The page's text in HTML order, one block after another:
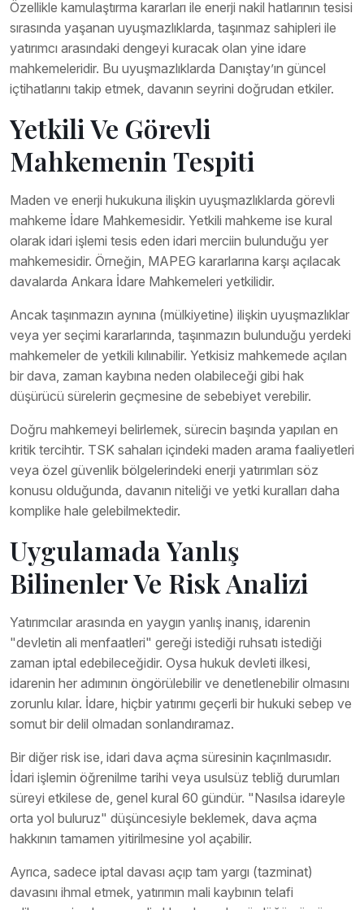
Özellikle kamulaştırma kararları ile enerji nakil hatlarının tesisi
sırasında yaşanan uyuşmazlıklarda, taşınmaz sahipleri ile
yatırımcı arasındaki dengeyi kuracak olan yine idare
mahkemeleridir. Bu uyuşmazlıklarda Danıştay’ın güncel
içtihatlarını takip etmek, davanın seyrini doğrudan etkiler.
Yetkili Ve Görevli
Mahkemenin Tespiti
Maden ve enerji hukukuna ilişkin uyuşmazlıklarda görevli
mahkeme İdare Mahkemesidir. Yetkili mahkeme ise kural
olarak idari işlemi tesis eden idari merciin bulunduğu yer
mahkemesidir. Örneğin, MAPEG kararlarına karşı açılacak
davalarda Ankara İdare Mahkemeleri yetkilidir.
Ancak taşınmazın aynına (mülkiyetine) ilişkin uyuşmazlıklar
veya yer seçimi kararlarında, taşınmazın bulunduğu yerdeki
mahkemeler de yetkili kılınabilir. Yetkisiz mahkemede açılan
bir dava, zaman kaybına neden olabileceği gibi hak
düşürücü sürelerin geçmesine de sebebiyet verebilir.
Doğru mahkemeyi belirlemek, sürecin başında yapılan en
kritik tercihtir. TSK sahaları içindeki maden arama faaliyetleri
veya özel güvenlik bölgelerindeki enerji yatırımları söz
konusu olduğunda, davanın niteliği ve yetki kuralları daha
komplike hale gelebilmektedir.
Uygulamada Yanlış
Bilinenler Ve Risk Analizi
Yatırımcılar arasında en yaygın yanlış inanış, idarenin
"devletin ali menfaatleri" gereği istediği ruhsatı istediği
zaman iptal edebileceğidir. Oysa hukuk devleti ilkesi,
idarenin her adımının öngörülebilir ve denetlenebilir olmasını
zorunlu kılar. İdare, hiçbir yatırımı geçerli bir hukuki sebep ve
somut bir delil olmadan sonlandıramaz.
Bir diğer risk ise, idari dava açma süresinin kaçırılmasıdır.
İdari işlemin öğrenilme tarihi veya usulsüz tebliğ durumları
süreyi etkilese de, genel kural 60 gündür. "Nasılsa idareyle
orta yol buluruz" düşüncesiyle beklemek, dava açma
hakkının tamamen yitirilmesine yol açabilir.
Ayrıca, sadece iptal davası açıp tam yargı (tazminat)
davasını ihmal etmek, yatırımın mali kaybının telafi